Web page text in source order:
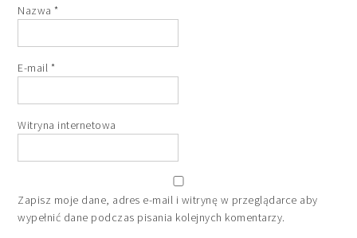
Nazwa*
E-mail *
Witryna internetowa
Zapisz moje dane, adres e-mail i witrynę w przeglądarce aby
wypełnić dane podczas pisania kolejnych komentarzy.